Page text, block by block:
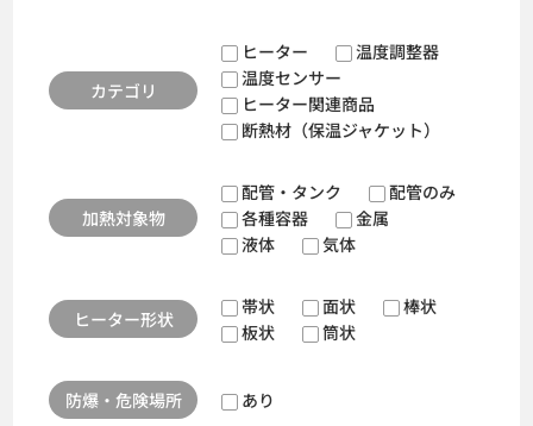
カテゴリ
ヒーター
温度調整器
温度センサー
ヒーター関連商品
断熱材（保温ジャケット）
加熱対象物
配管・タンク
配管のみ
各種容器
金属
液体
気体
ヒーター形状
帯状 面状
棒状
板状
筒状
防爆・危険場所 あり